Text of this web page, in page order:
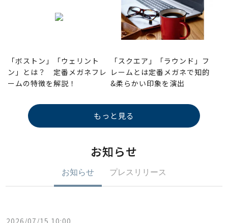
「ボストン」「ウェリント
ン」とは？ 定番メガネフレ
ームの特徴を解説！
「スクエア」「ラウンド」フ
レームとは定番メガネで知的
&柔らかい印象を演出
もっと見る
お知らせ
お知らせ プレスリリース